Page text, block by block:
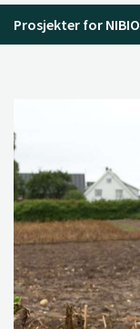
Prosjekter for NIBIO